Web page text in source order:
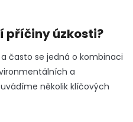
příčiny úzkosti?
často se jedná o kombinaci
a
několik klíčových